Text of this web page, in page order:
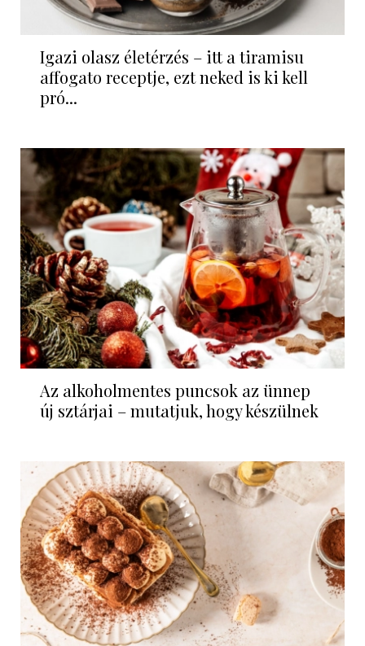
Igazi olasz életérzés – itt a tiramisu
affogato receptje, ezt neked is ki kell
pró...
Az alkoholmentes puncsok az ünnep
új sztárjai – mutatjuk, hogy készülnek